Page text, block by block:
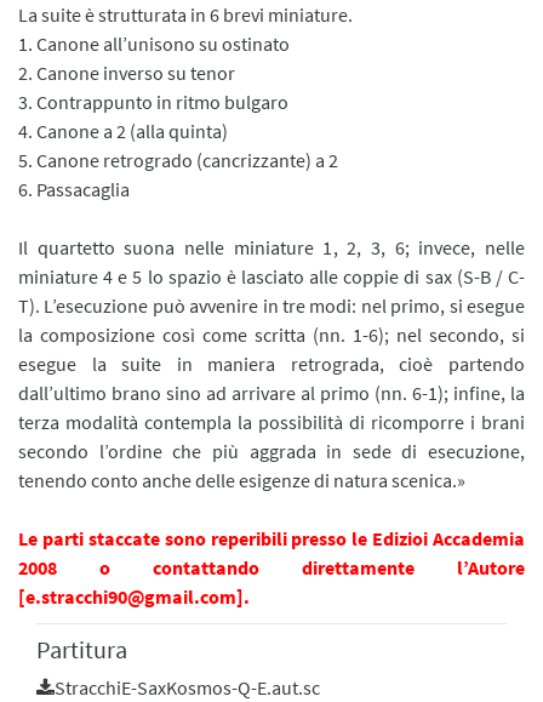
La suite è strutturata in 6 brevi miniature.
1. Canone all’unisono su ostinato
2. Canone inverso su tenor
3. Contrappunto in ritmo bulgaro
4. Canone a 2 (alla quinta)
5. Canone retrogrado (cancrizzante) a 2
6. Passacaglia
Il quartetto suona nelle miniature 1, 2, 3, 6; invece, nelle
miniature 4 e 5 lo spazio è lasciato alle coppie di sax (S-B / C-
T). L’esecuzione può avvenire in tre modi: nel primo, si esegue
la composizione così come scritta (nn. 1-6); nel secondo, si
esegue la suite in maniera retrograda, cioè partendo
dall’ultimo brano sino ad arrivare al primo (nn. 6-1); infine, la
terza modalità contempla la possibilità di ricomporre i brani
secondo l’ordine che più aggrada in sede di esecuzione,
tenendo conto anche delle esigenze di natura scenica.»
Le parti staccate sono reperibili presso le Edizioi Accademia
2008 o contattando direttamente l’Autore
[e.stracchi90@gmail.com].
Partitura
StracchiE-SaxKosmos-Q-E.aut.sc